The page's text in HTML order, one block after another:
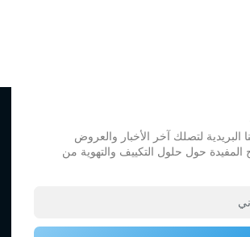
لتصلك آخر الأخبار والعروض
المفيدة حول حلول التكييف والتهوية من